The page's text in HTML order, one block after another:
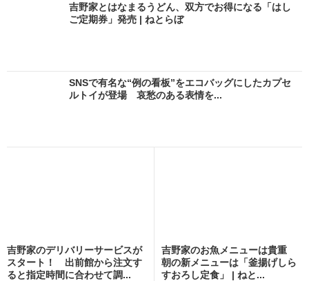
吉野家とはなまるうどん、双方でお得になる「はし
ご定期券」発売 | ねとらぼ
SNSで有名な“例の看板”をエコバッグにしたカプセ
ルトイが登場 哀愁のある表情を...
吉野家のデリバリーサービスが
スタート！ 出前館から注文す
ると指定時間に合わせて調...
吉野家のお魚メニューは貴重
朝の新メニューは「釜揚げしら
すおろし定食」 | ねと...